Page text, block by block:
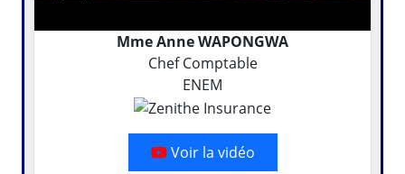
Mme Anne WAPONGWA
Chef Comptable
ENEM
Voir la vidéo